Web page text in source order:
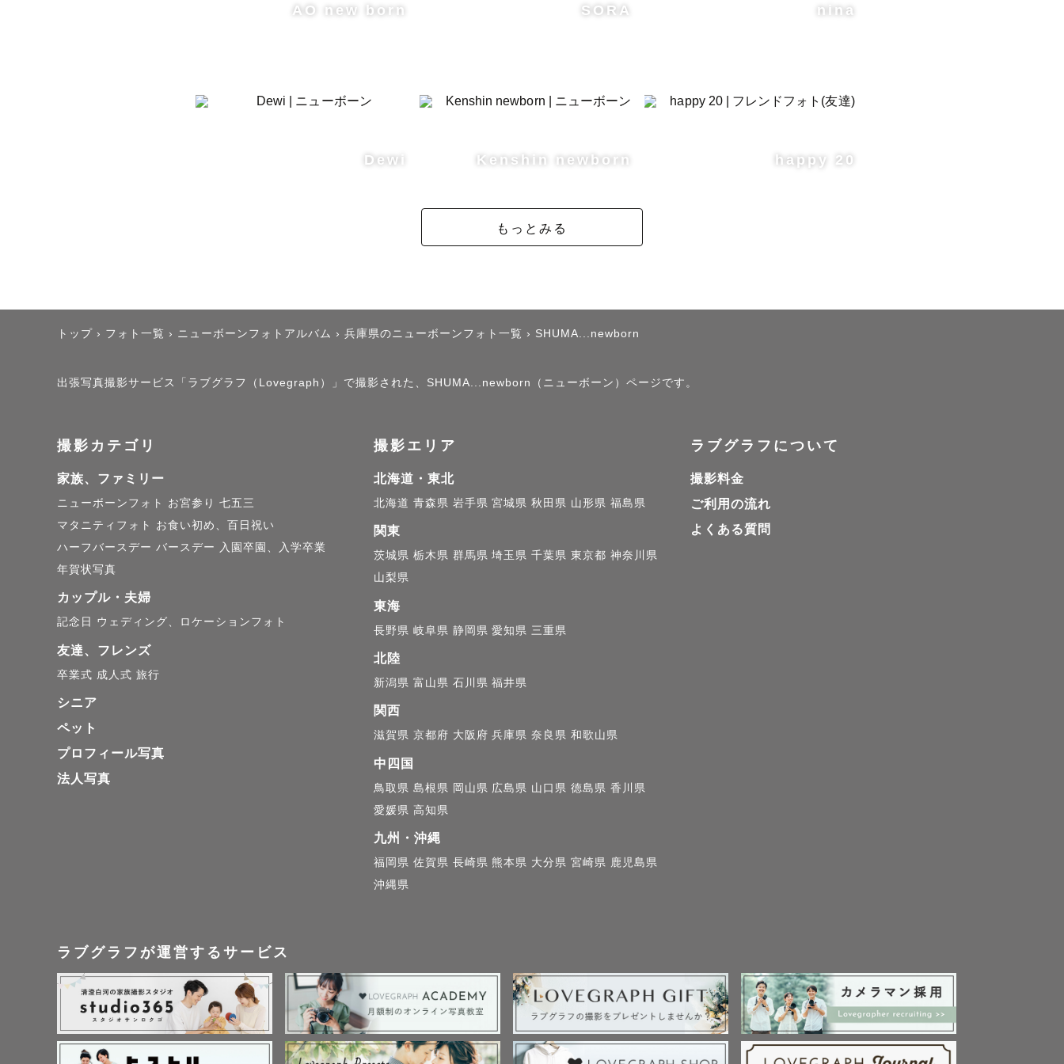
AO new born SORA nina
Dewi Kenshin newborn happy 20
もっとみる
トップ › フォト一覧 › ニューボーンフォトアルバム › 兵庫県のニューボーンフォト一覧 › SHUMA...newborn
出張写真撮影サービス「ラブグラフ（Lovegraph）」で撮影された、SHUMA...newborn（ニューボーン）ページです。
撮影カテゴリ
家族、ファミリー
ニューボーンフォト お宮参り 七五三
マタニティフォト
お食い初め、百日祝い
ハーフバースデー バースデー
入園卒園、入学卒業
年賀状写真
カップル・夫婦
記念日 ウェディング、ロケーションフォト
友達、フレンズ
卒業式 成人式 旅行
シニア
ペット
プロフィール写真
法人写真
撮影エリア
北海道・東北
北海道 青森県 岩手県 宮城県 秋田県 山形県 福島県
関東
茨城県 栃木県 群馬県 埼玉県 千葉県 東京都 神奈川県
山梨県
東海
長野県 岐阜県 静岡県 愛知県 三重県
北陸
新潟県 富山県 石川県 福井県
関西
滋賀県 京都府 大阪府 兵庫県 奈良県 和歌山県
中四国
鳥取県 島根県 岡山県 広島県 山口県 徳島県 香川県
愛媛県 高知県
九州・沖縄
福岡県 佐賀県 長崎県 熊本県 大分県 宮崎県 鹿児島県
沖縄県
ラブグラフについて
撮影料金
ご利用の流れ
よくある質問
ラブグラフが運営するサービス